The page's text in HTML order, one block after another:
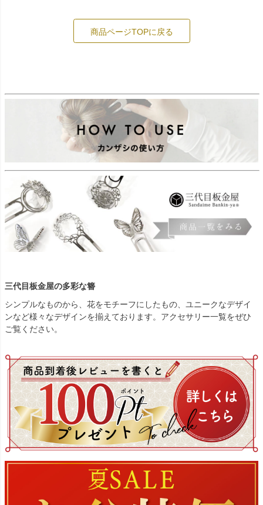
商品ページTOPに戻る
三代目板金屋の多彩な簪
シンプルなものから、花をモチーフにしたもの、ユニークなデザイ
ンなど様々なデザインを揃えております。アクセサリー一覧をぜひ
ご覧ください。